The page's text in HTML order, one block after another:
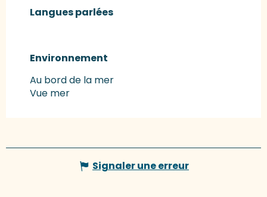
Langues parlées
Langues parlées
Environnement
Environnement
Au bord de la mer
Vue mer
Signaler une erreur